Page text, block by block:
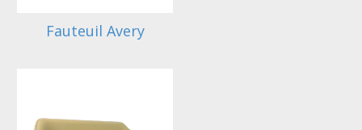
Fauteuil Avery